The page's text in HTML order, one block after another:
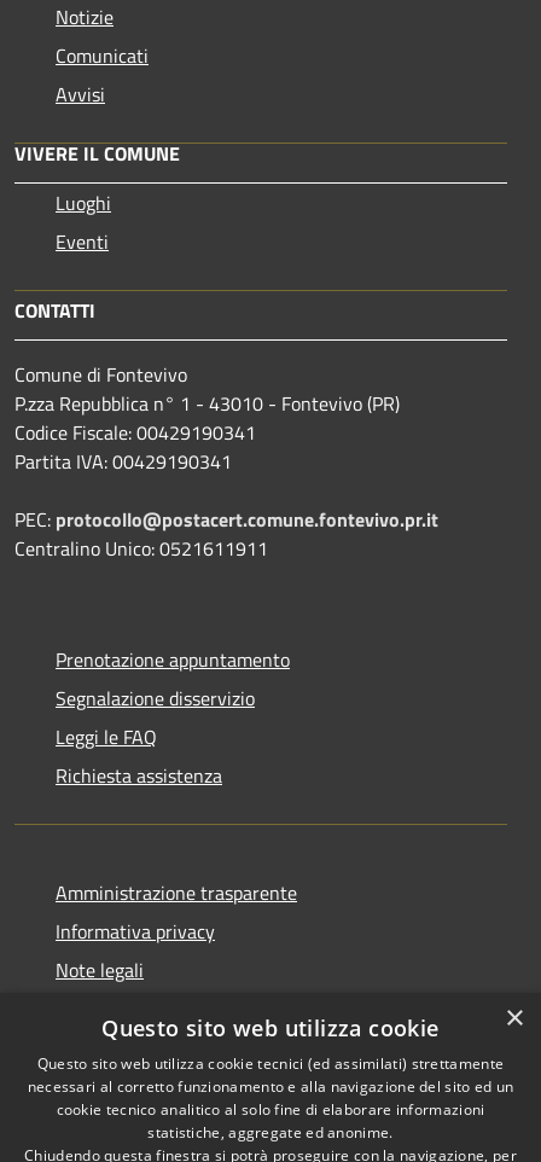
Notizie
Comunicati
Avvisi
VIVERE IL COMUNE
Luoghi
Eventi
CONTATTI
Comune di Fontevivo
P.zza Repubblica n° 1 - 43010 - Fontevivo (PR)
Codice Fiscale: 00429190341
Partita IVA: 00429190341
PEC: protocollo@postacert.comune.fontevivo.pr.it
Centralino Unico: 0521611911
Prenotazione appuntamento
Segnalazione disservizio
Leggi le FAQ
Richiesta assistenza
Amministrazione trasparente
Informativa privacy
Note legali
Copyright © 2026 • Comune di
×
Questo sito web utilizza cookie
Questo sito web utilizza cookie tecnici (ed assimilati) strettamente
necessari al corretto funzionamento e alla navigazione del sito ed un
cookie tecnico analitico al solo fine di elaborare informazioni
statistiche, aggregate ed anonime.
Chiudendo questa finestra si potrà proseguire con la navigazione, per